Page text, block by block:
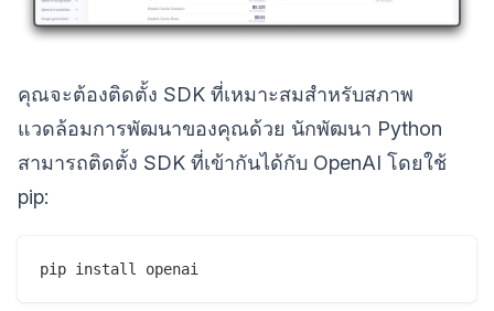
คุณจะต้องติดตั้ง SDK ที่เหมาะสมสำหรับสภาพ
แวดล้อมการพัฒนาของคุณด้วย นักพัฒนา Python
สามารถติดตั้ง SDK ที่เข้ากันได้กับ OpenAI โดยใช้
pip: